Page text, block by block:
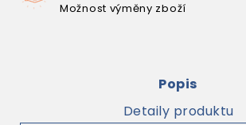
Možnost výměny zboží
Popis
Detaily produktu